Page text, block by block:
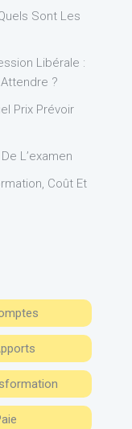
Sont Les
Libérale :
?
Prix Prévoir
L’examen
Coût Et